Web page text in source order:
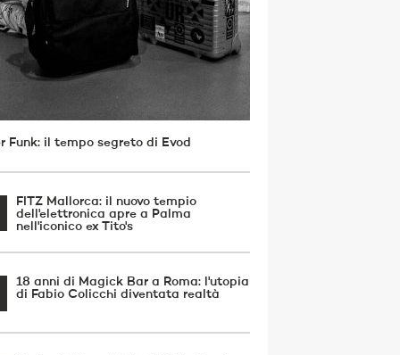
Funk: il tempo segreto di Evod
FITZ Mallorca: il nuovo tempio
dell'elettronica apre a Palma
nell'iconico ex Tito's
18 anni di Magick Bar a Roma: l'utopia
di Fabio Colicchi diventata realtà